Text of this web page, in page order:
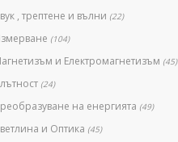
, трептене и вълни (22)
(104)
и Електромагнетизъм (45)
(24)
на енергията (49)
и Оптика (45)